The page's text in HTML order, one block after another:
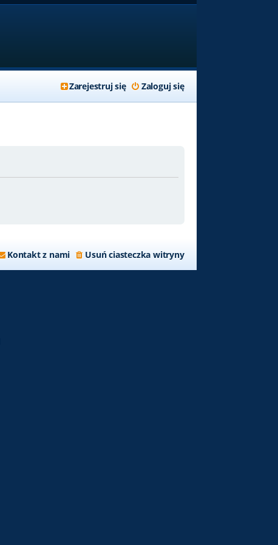
Zaloguj się
Zarejestruj się
Usuń ciasteczka witryny
Kontakt z nami